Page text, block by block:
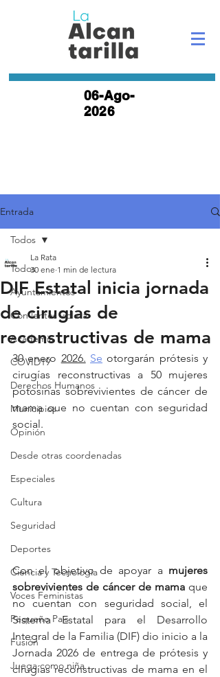
06-Ago-
2026
Entrada
Todos
Ayuntamientos
Con lentes violeta
Academia
COVID19
Derechos Humanos
Municipios
Opinión
Desde otras coordenadas
Especiales
Cultura
Seguridad
Deportes
Ciencia y Tecnología
Voces Feministas
Pequeño País
Fusión
Juega como niña
Todos
DIF Estatal inicia jornada
de cirugías de
reconstructivas de mama
La Rata
30 ene 1 min de lectura
30 enero 2026. Se otorgarán prótesis y
cirugías reconstructivas a 50 mujeres
potosinas sobrevivientes de cáncer de
mama que no cuentan con seguridad
social.
Con el objetivo de apoyar a mujeres
sobrevivientes de cáncer de mama que
no cuentan con seguridad social, el
Sistema Estatal para el Desarrollo
Integral de la Familia (DIF) dio inicio a la
Jornada 2026 de entrega de prótesis y
cirugías reconstructivas de mama en el